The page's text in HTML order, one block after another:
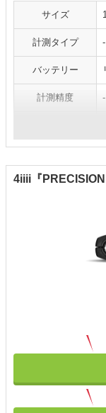
サイズ
計測タイプ -
バッテリー
計測精度 -
4iiii『PRECISION